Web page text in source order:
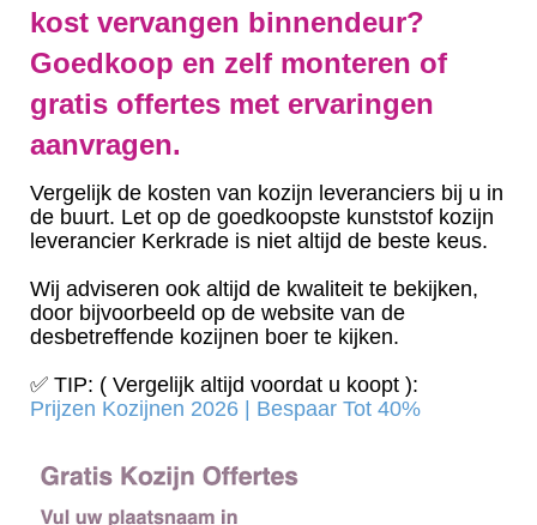
kost vervangen binnendeur?
Goedkoop en zelf monteren of
gratis offertes met ervaringen
aanvragen.
Vergelijk de kosten van kozijn leveranciers bij u in
de buurt. Let op de goedkoopste kunststof kozijn
leverancier Kerkrade is niet altijd de beste keus.
Wij adviseren ook altijd de kwaliteit te bekijken,
door bijvoorbeeld op de website van de
desbetreffende kozijnen boer te kijken.
✅ TIP: ( Vergelijk altijd voordat u koopt ):
Prijzen Kozijnen 2026 | Bespaar Tot 40%‎